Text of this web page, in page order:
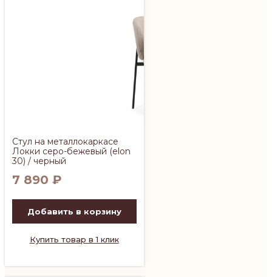
Стул на металлокаркасе
Локки серо-бежевый (elon
30) / черный
7 890 ₽
Добавить в корзину
Купить товар в 1 клик